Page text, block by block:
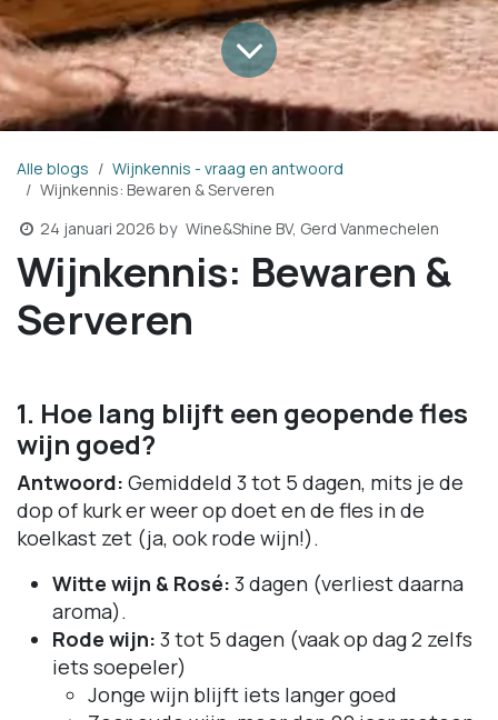
Alle blogs
Wijnkennis - vraag en antwoord
Wijnkennis: Bewaren & Serveren
24 januari 2026 by Wine&Shine BV, Gerd Vanmechelen
Wijnkennis: Bewaren &
Serveren
1. Hoe lang blijft een geopende fles
wijn goed?
Antwoord: Gemiddeld 3 tot 5 dagen, mits je de
dop of kurk er weer op doet en de fles in de
koelkast zet (ja, ook rode wijn!).
Witte wijn & Rosé: 3 dagen (verliest daarna
aroma).
Rode wijn: 3 tot 5 dagen (vaak op dag 2 zelfs
iets soepeler)
Jonge wijn blijft iets langer goed